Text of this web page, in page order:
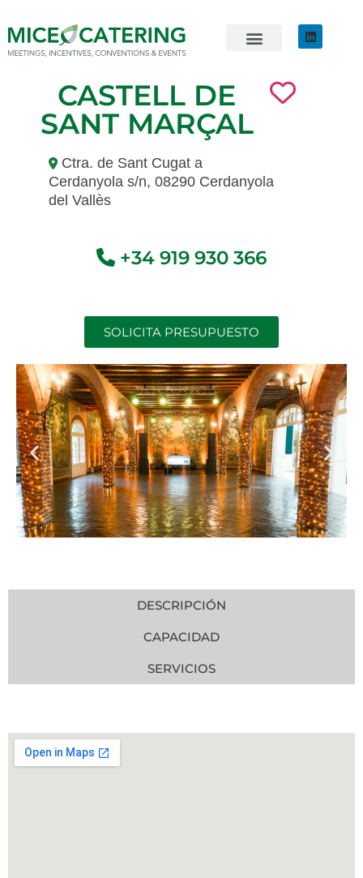
CASTELL DE
SANT MARÇAL
Ctra. de Sant Cugat a
Cerdanyola s/n, 08290 Cerdanyola
del Vallès
+34 919 930 366
SOLICITA PRESUPUESTO
DESCRIPCIÓN
CAPACIDAD
SERVICIOS